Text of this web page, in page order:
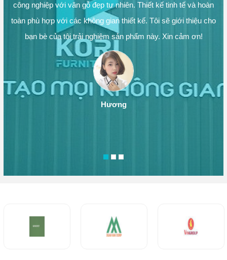
công nghiệp với vân gỗ đẹp tư nhiên. Thiết kế tinh tế và hoàn
toàn phù hợp với các không gian thiết kế. Tôi sẽ giới thiệu cho
bạn bè của tôi trải nghiệm sản phẩm này. Xin cảm ơn!
Hương